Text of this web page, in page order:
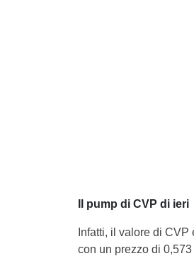
Il pump di CVP di ieri
Infatti, il valore di
con un prezzo di 0,573